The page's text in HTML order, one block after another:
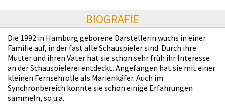
BIOGRAFIE
Die 1992 in Hamburg geborene Darstellerin wuchs in einer
Familie auf, in der fast alle Schauspieler sind. Durch ihre
Mutter und ihren Vater hat sie schon sehr früh ihr Interesse
an der Schauspielerei entdeckt. Angefangen hat sie mit einer
kleinen Fernsehrolle als Marienkäfer. Auch im
Synchronbereich konnte sie schon einige Erfahrungen
sammeln, so u.a.